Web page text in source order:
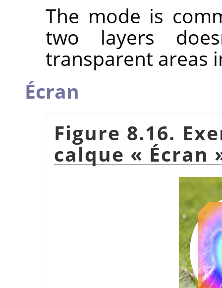
The mode is
two layers
transparent areas
Écran
Figure 8.16.
calque « Écran